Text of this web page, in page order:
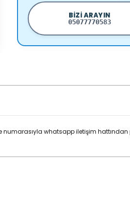
BIZI ARAYIN
05077770583
numarasıyla whatsapp iletişim